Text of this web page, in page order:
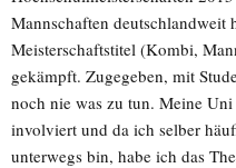
Mannschaften deutschlandweit
Meisterschaftstitel (Kombi,
gekämpft. Zugegeben, mit
noch nie was zu tun. Meine
involviert und da ich selber
unterwegs bin, habe ich das